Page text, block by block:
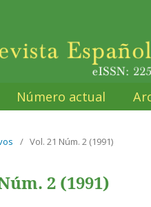
Número actual
/ Vol. 21 Núm. 2 (1991)
2 (1991)